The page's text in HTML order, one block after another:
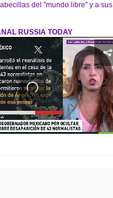
del "mundo libre" y a sus
RUSSIA TODAY